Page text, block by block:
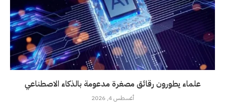
علماء يطورون رقائق مصغرة مدعومة بالذكاء الاصطناعي
أغسطس 4, 2026